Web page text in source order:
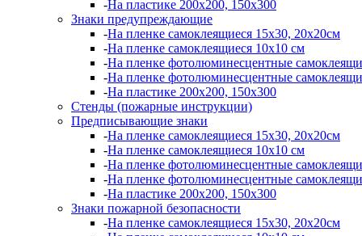
-На пластике 200х200, 150х300
Знаки предупреждающие
-На пленке самоклеящиеся 15х30, 20х20см
-На пленке самоклеящиеся 10х10 см
-На пленке фотолюминесцентные
-На пленке фотолюминесцентные
-На пластике 200х200, 150х300
Стенды (пожарные инструкции)
Предписывающие знаки
-На пленке самоклеящиеся 15х30, 20х20см
-На пленке самоклеящиеся 10х10 см
-На пленке фотолюминесцентные
-На пленке фотолюминесцентные
-На пластике 200х200, 150х300
Знаки пожарной безопасности
-На пленке самоклеящиеся 15х30, 20х20см